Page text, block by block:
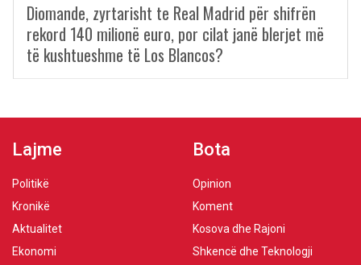
Diomande, zyrtarisht te Real Madrid për shifrën
rekord 140 milionë euro, por cilat janë blerjet më
të kushtueshme të Los Blancos?
Lajme
Politikë
Kronikë
Aktualitet
Ekonomi
Bota
Opinion
Koment
Kosova dhe Rajoni
Shkencë dhe Teknologji